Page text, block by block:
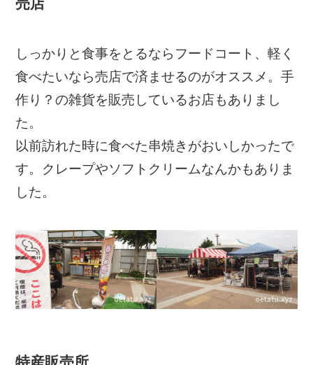
しっかりと食事をとるならフードコート、軽く
食べたいなら売店で済ませるのがオススメ。手
作り？の雑貨を販売しているお店もありまし
た。
以前訪れた時に食べた串焼きがおいしかったで
す。クレープやソフトクリームなんかもありま
した。